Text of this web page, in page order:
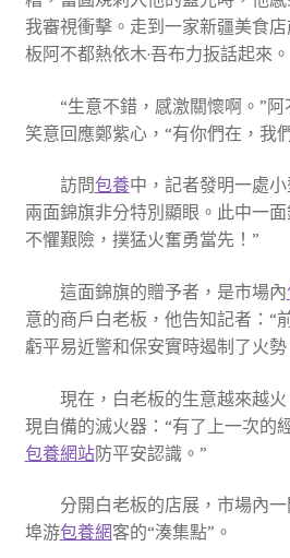
我審視衝擊。走到一家新疆美食
板阿不都熱依木·吾布力扳話起來。
“生意不錯，感激關懷啊。”阿
笑意回應鄭紫心，“有你們在，我
訪問包養中，記者發明一處
兩面錦旗非分特別顯眼。此中一
不懼艱險，撲猛火奮勇當先！”
這面錦旗的贈予者，是市場內
意的商戶白老板，他告知記者：“
虧平易近警和保安實時遏制了火勢
現在，白老板的生意越來越
現自備的滅火器：“有了上一次的
包養網站防平安認識。”
分開白老板的店展，市場內
埠游包養網客的“湊集點”。